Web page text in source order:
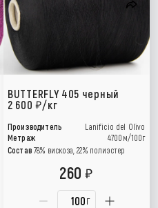
BUTTERFLY 405 черный
2 600 /кг
Производитель
Lanificio del Olivo
Метраж
4700м/100г
Состав 78% вискоза, 22% полиэстер
г
260